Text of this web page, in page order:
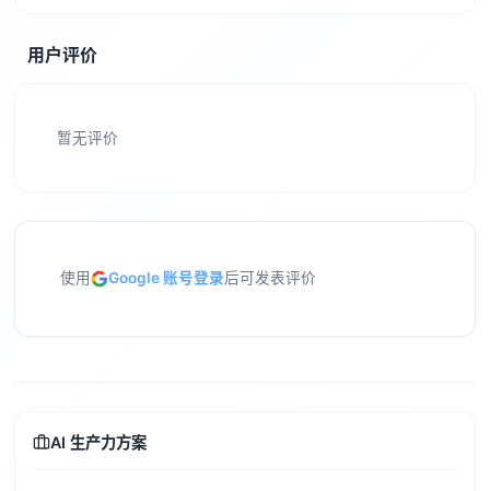
用户评价
暂无评价
使用 Google 账号登录后可发表评价
AI 生产力方案